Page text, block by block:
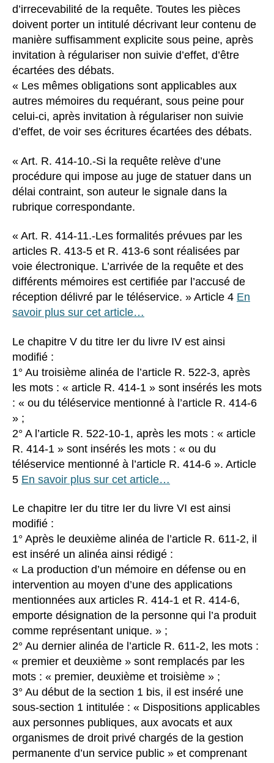
d’irrecevabilité de la requête. Toutes les pièces
doivent porter un intitulé décrivant leur contenu de
manière suffisamment explicite sous peine, après
invitation à régulariser non suivie d’effet, d’être
écartées des débats.
« Les mêmes obligations sont applicables aux
autres mémoires du requérant, sous peine pour
celui-ci, après invitation à régulariser non suivie
d’effet, de voir ses écritures écartées des débats.
« Art. R. 414-10.-Si la requête relève d’une
procédure qui impose au juge de statuer dans un
délai contraint, son auteur le signale dans la
rubrique correspondante.
« Art. R. 414-11.-Les formalités prévues par les
articles R. 413-5 et R. 413-6 sont réalisées par
voie électronique. L’arrivée de la requête et des
différents mémoires est certifiée par l’accusé de
réception délivré par le téléservice. » Article 4 En
savoir plus sur cet article…
Le chapitre V du titre Ier du livre IV est ainsi
modifié :
1° Au troisième alinéa de l’article R. 522-3, après
les mots : « article R. 414-1 » sont insérés les mots
: « ou du téléservice mentionné à l’article R. 414-6
» ;
2° A l’article R. 522-10-1, après les mots : « article
R. 414-1 » sont insérés les mots : « ou du
téléservice mentionné à l’article R. 414-6 ». Article
5 En savoir plus sur cet article…
Le chapitre Ier du titre Ier du livre VI est ainsi
modifié :
1° Après le deuxième alinéa de l’article R. 611-2, il
est inséré un alinéa ainsi rédigé :
« La production d’un mémoire en défense ou en
intervention au moyen d’une des applications
mentionnées aux articles R. 414-1 et R. 414-6,
emporte désignation de la personne qui l’a produit
comme représentant unique. » ;
2° Au dernier alinéa de l’article R. 611-2, les mots :
« premier et deuxième » sont remplacés par les
mots : « premier, deuxième et troisième » ;
3° Au début de la section 1 bis, il est inséré une
sous-section 1 intitulée : « Dispositions applicables
aux personnes publiques, aux avocats et aux
organismes de droit privé chargés de la gestion
permanente d’un service public » et comprenant